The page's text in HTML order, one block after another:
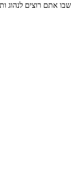
אתם רוצים לנהוג